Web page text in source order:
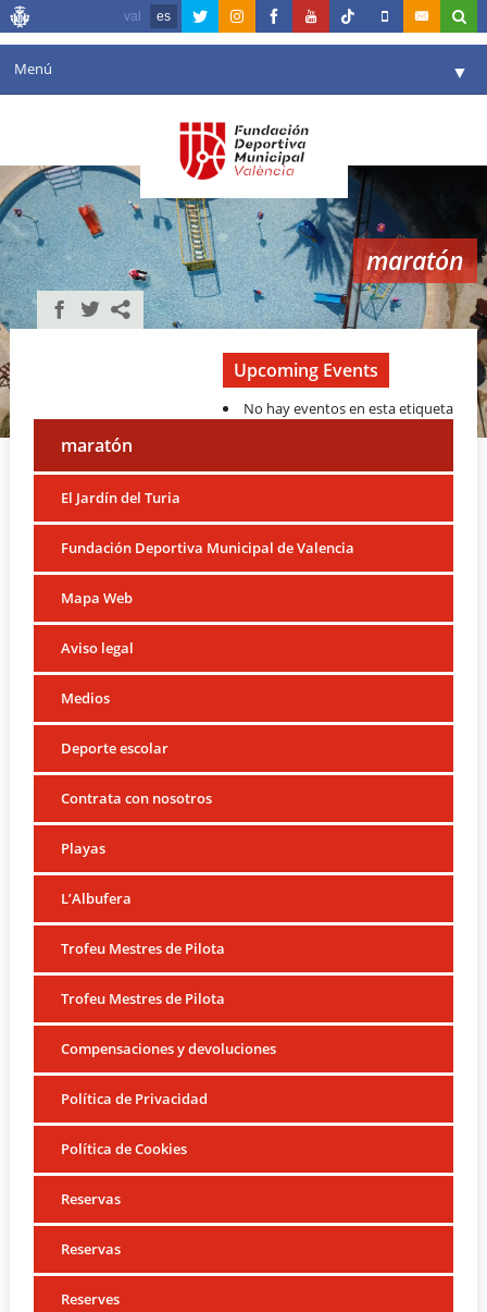
val es
Menú ▼
Agenda
Instalaciones
Comunicación ▼
Valencia en deporte ▼
maratón
Upcoming Events
No hay eventos en esta etiqueta
maratón
El Jardín del Turia
Fundación Deportiva Municipal de Valencia
Mapa Web
Aviso legal
Medios
Deporte escolar
Contrata con nosotros
Playas
L’Albufera
Trofeu Mestres de Pilota
Trofeu Mestres de Pilota
Compensaciones y devoluciones
Política de Privacidad
Política de Cookies
Reservas
Reservas
Reserves